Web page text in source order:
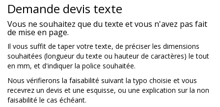
Demande devis texte
Vous ne souhaitez que du texte et vous n'avez pas fait
de mise en page.
Il vous suffit de taper votre texte, de préciser les dimensions
souhaitées (longueur du texte ou hauteur de caractères) le tout
en mm, et d'indiquer la police souhaitée.
Nous vérifierons la faisabilité suivant la typo choisie et vous
recevrez un devis et une esquisse, ou une explication sur la non
faisabilité le cas échéant.